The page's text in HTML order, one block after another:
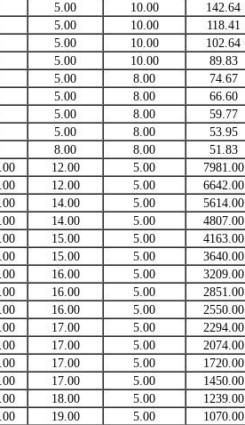
5.00 10.00 142.64
5.00 10.00 118.41
5.00 10.00 102.64
5.00 10.00 89.83
5.00 8.00 74.67
5.00 8.00 66.60
5.00 8.00 59.77
5.00 8.00 53.95
8.00 8.00 51.83
12.00 5.00 7981.00
12.00 5.00 6642.00
14.00 5.00 5614.00
14.00 5.00 4807.00
15.00 5.00 4163.00
15.00 5.00 3640.00
16.00 5.00 3209.00
16.00 5.00 2851.00
16.00 5.00 2550.00
17.00 5.00 2294.00
17.00 5.00 2074.00
17.00 5.00 1720.00
17.00 5.00 1450.00
18.00 5.00 1239.00
19.00 5.00 1070.00